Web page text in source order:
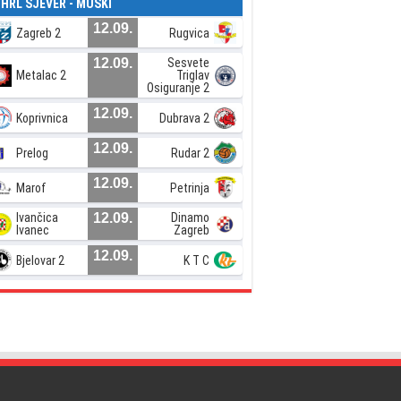
SJEVER - MUŠKI
Zagreb 2 12.09. Rugvica
Metalac 2
12.09.
Sesvete
Triglav
Osiguranje 2
Koprivnica 12.09. Dubrava 2
Prelog 12.09. Rudar 2
Marof 12.09. Petrinja
Ivančica
Ivanec
12.09.
Dinamo
Zagreb
Bjelovar 2 12.09. K T C